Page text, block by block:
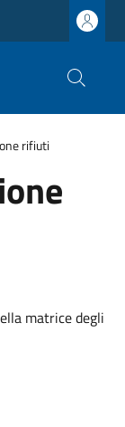
rifiuti
matrice degli